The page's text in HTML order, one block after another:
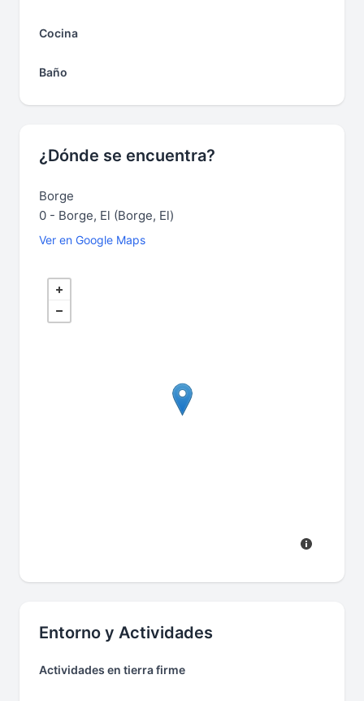
Cocina
Baño
¿Dónde se encuentra?
Borge
0 - Borge, El (Borge, El)
Ver en Google Maps
Entorno y Actividades
Actividades en tierra firme